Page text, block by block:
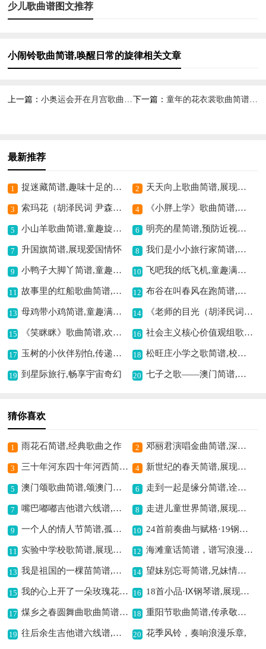
少儿歌曲谱图文推荐
小闹铃歌曲简谱,唤醒日常的旋律相关文章
上一篇：小奥运会开在月宫歌曲简谱,童趣满满意境独特 下一篇： 童年的花衣裳歌曲简谱,忆儿时美好时光
最新推荐
1 捉迷藏简谱,趣味十足的歌曲 2 天天向上歌曲简谱,展现积极向上风采
3 索玛花（胡泽民词 尹森林曲）简谱,展现别样民族风情 4 《小胖上学》歌曲简谱,童趣满满的旋律
5 小山羊歌曲简谱,童趣旋律韵味足 6 明亮的星简谱,预防近视主题歌
7 升国旗简谱,展现爱国情怀 8 我们是小小旅行家简谱,展现别样旅行童趣
9 小鸭子大脚丫简谱,童趣满满的歌曲 10 飞吧我的纸飞机,童趣满满的旋律
11 故事里的红船歌曲简谱,重温那段红色岁月 12 布谷在叫春风在跑简谱,展现春日灵动气息
13 母鸡带小鸡简谱,童趣满满的歌曲 14 《老师的目光（胡泽民词 任秀岭曲）》歌曲简谱,传递师恩温暖之情
15 《笑眯眯》歌曲简谱,欢快传递愉悦之情 16 社会主义核心价值观组歌：平等歌,诠释平等的旋律
17 玉树的小伙伴别怕,传递温暖与力量 18 松旺庄小学之歌简谱,校园情怀的旋律
19 到星际旅行,畅享宇宙奇幻 20 七子之歌——澳门简谱,唱出游子的深情
猜你喜欢
1 雨花石简谱,经典歌曲之作 2 邓丽君演唱金曲简谱,深情告白之韵
3 三十年河东四十年河西简谱,世事变迁之感 4 新世纪的春天简谱,展现春日新希望
5 澳门颂歌曲简谱,颂澳门深情厚谊 6 走到一起是缘分简谱,诠释相聚之美好
7 嘴巴嘟嘟吉他谱六线谱,可爱曲风超欢乐 8 走进儿童世界简谱,展现少儿纯真童趣
9 一个人的情人节简谱,孤独情人节的写照 10 24首前奏曲与赋格·19钢琴谱,巴赫经典之作
11 实验中学校歌简谱,展现校园独特风采 12 海滩童话简谱，谱写浪漫意境,
13 我是祖国的一棵苗简谱,唱出爱国深情 14 望妹别忘哥简谱,兄妹情谊的倾诉
15 我的心上开了一朵玫瑰花简谱,浪漫旋律诉说深情 16 18首小品·Ⅸ钢琴谱,展现别样音乐风情
17 煤乡之春圆舞曲歌曲简谱,展现煤乡春日之美 18 重阳节歌曲简谱,传承敬老之情
19 往后余生吉他谱六线谱,温暖深情的旋律 20 花季风铃，奏响浪漫乐章,